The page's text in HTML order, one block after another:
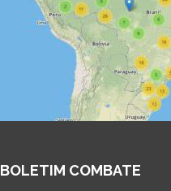
BOLETIM COMBATE